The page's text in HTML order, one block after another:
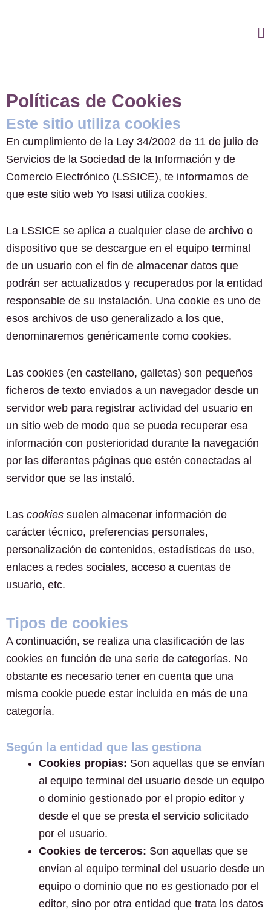
Políticas de Cookies
Este sitio utiliza cookies
En cumplimiento de la Ley 34/2002 de 11 de julio de
Servicios de la Sociedad de la Información y de
Comercio Electrónico (LSSICE), te informamos de
que este sitio web Yo Isasi utiliza cookies.
La LSSICE se aplica a cualquier clase de archivo o
dispositivo que se descargue en el equipo terminal
de un usuario con el fin de almacenar datos que
podrán ser actualizados y recuperados por la entidad
responsable de su instalación. Una cookie es uno de
esos archivos de uso generalizado a los que,
denominaremos genéricamente como cookies.
Las cookies (en castellano, galletas) son pequeños
ficheros de texto enviados a un navegador desde un
servidor web para registrar actividad del usuario en
un sitio web de modo que se pueda recuperar esa
información con posterioridad durante la navegación
por las diferentes páginas que estén conectadas al
servidor que se las instaló.
Las cookies suelen almacenar información de
carácter técnico, preferencias personales,
personalización de contenidos, estadísticas de uso,
enlaces a redes sociales, acceso a cuentas de
usuario, etc.
Tipos de cookies
A continuación, se realiza una clasificación de las
cookies en función de una serie de categorías. No
obstante es necesario tener en cuenta que una
misma cookie puede estar incluida en más de una
categoría.
Según la entidad que las gestiona
Cookies propias: Son aquellas que se envían
al equipo terminal del usuario desde un equipo
o dominio gestionado por el propio editor y
desde el que se presta el servicio solicitado
por el usuario.
Cookies de terceros: Son aquellas que se
envían al equipo terminal del usuario desde un
equipo o dominio que no es gestionado por el
editor, sino por otra entidad que trata los datos